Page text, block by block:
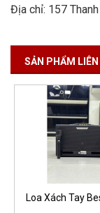
Địa chỉ: 157
SẢN PHẨM LIÊN
Loa Xách Tay